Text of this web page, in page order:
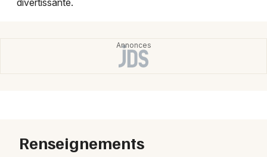
Actus à Nantes
divertissante.
Renseignements